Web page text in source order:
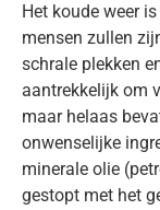
Het koude weer
mensen zullen
schrale plekken
aantrekkelijk om
maar helaas
onwenselijke
minerale olie
gestopt met het